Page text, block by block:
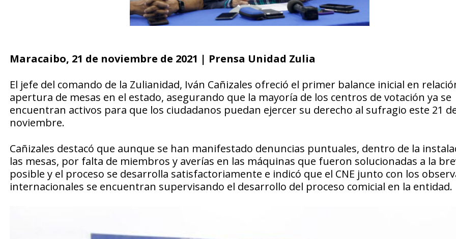
Maracaibo, 21 de noviembre de 2021 | Prensa Unidad Zulia
El jefe del comando de la Zulianidad, Iván Cañizales ofreció el primer balance inicial en
apertura de mesas en el estado, asegurando que la mayoría de los centros de votación ya se
encuentran activos para que los ciudadanos puedan ejercer su derecho al sufragio este 21
noviembre.
Cañizales destacó que aunque se han manifestado denuncias puntuales, dentro de la
las mesas, por falta de miembros y averías en las máquinas que fueron solucionadas a la
posible y el proceso se desarrolla satisfactoriamente e indicó que el CNE junto con los
internacionales se encuentran supervisando el desarrollo del proceso comicial en la entidad.